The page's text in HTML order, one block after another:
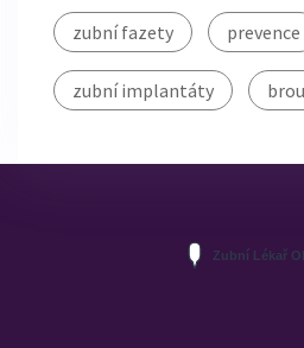
zubní fazety prevence
zubní implantáty